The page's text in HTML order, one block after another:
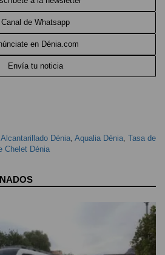
Canal de Whatsapp
en Dénia.com
Envía tu noticia
Alcantarillado Dénia, Aqualia Dénia, Tasa de
Chelet Dénia